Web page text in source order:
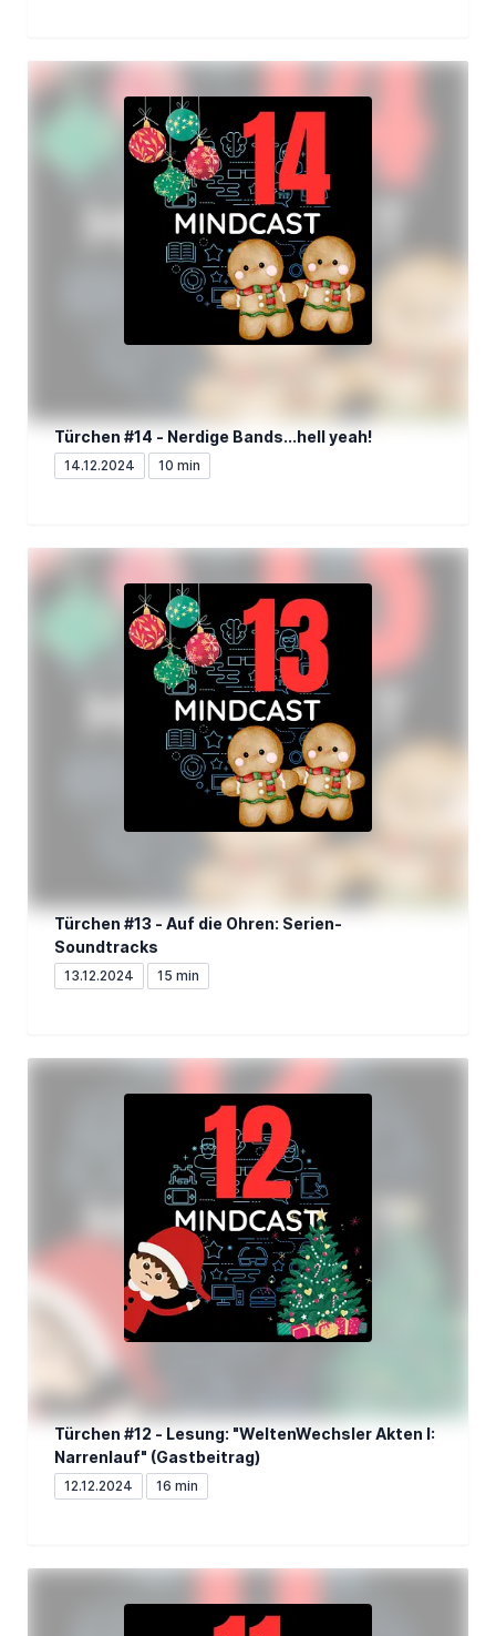
Türchen #14 - Nerdige Bands...hell yeah!
14.12.2024 10 min
Türchen #13 - Auf die Ohren: Serien-
Soundtracks
13.12.2024 15 min
Türchen #12 - Lesung: "WeltenWechsler Akten I:
Narrenlauf" (Gastbeitrag)
12.12.2024 16 min